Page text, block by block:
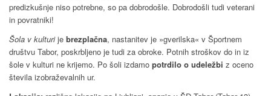
predizkušnje niso potrebne, so pa dobrodošle. Dobrodošli tudi veterani
in povratniki!
Šola v kulturije brezplačna, nastanitev je »gverilska« v Športnem
društvu Tabor, poskrbljeno je tudi za obroke. Potnih stroškov do in iz
šole v kulturi ne krijemo. Po šoli izdamo potrdilo o udeležbi z oceno
števila izobraževalnih ur.